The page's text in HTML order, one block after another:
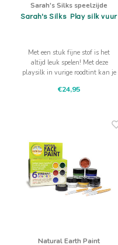
Sarah's Silks speelzijde
Sarah's Silks Play silk vuur
Met een stuk fijne stof is het
altijd leuk spelen! Met deze
playsilk in vurige roodtint kan je
€24,95
Natural Earth Paint